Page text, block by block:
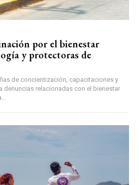
por el bienestar
y protectoras de
de concientización, capacitaciones y
denuncias relacionadas con el bienestar